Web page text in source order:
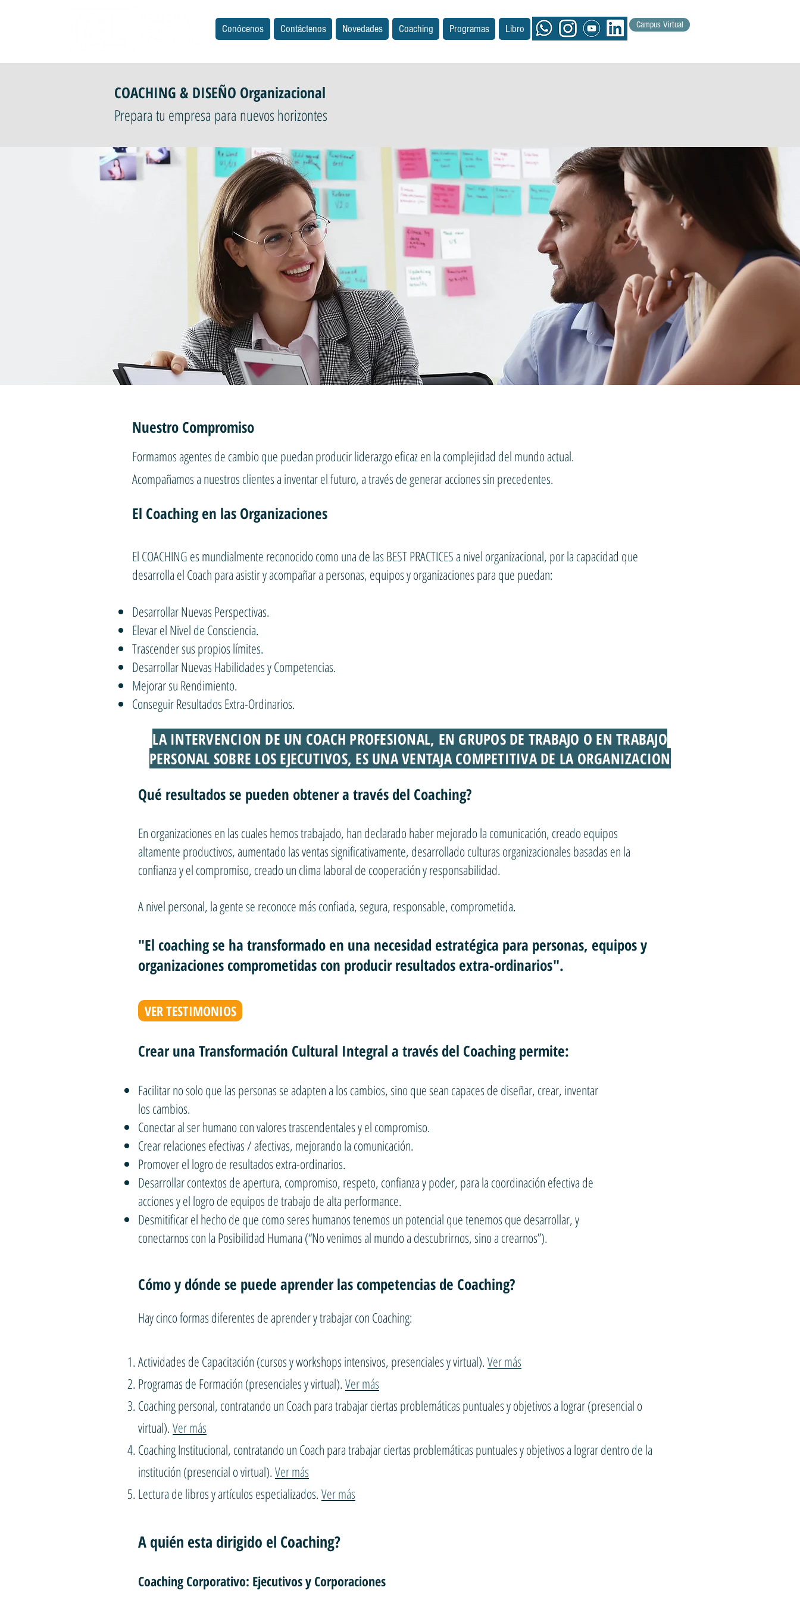
Conócenos Contáctenos Novedades Coaching Programas Libro Campus Virtual
COACHING & DISEÑO Organizacional
Prepara tu empresa para nuevos horizontes
Nuestro Compromiso
Formamos agentes de cambio que puedan producir liderazgo eficaz en la complejidad del mundo actual.
Acompañamos a nuestros clientes a inventar el futuro, a través de generar acciones sin precedentes.
El Coaching en las Organizaciones
El COACHING es mundialmente reconocido como una de las BEST PRACTICES a nivel organizacional, por la capacidad que
desarrolla el Coach para asistir y acompañar a personas, equipos y organizaciones para que puedan:
Desarrollar Nuevas Perspectivas.
Elevar el Nivel de Consciencia.
Trascender sus propios límites.
Desarrollar Nuevas Habilidades y Competencias.
Mejorar su Rendimiento.
Conseguir Resultados Extra-Ordinarios.
LA INTERVENCION DE UN COACH PROFESIONAL, EN GRUPOS DE TRABAJO O EN TRABAJO
PERSONAL SOBRE LOS EJECUTIVOS, ES UNA VENTAJA COMPETITIVA DE LA ORGANIZACION
Qué resultados se pueden obtener a través del Coaching?
En organizaciones en las cuales hemos trabajado, han declarado haber mejorado la comunicación, creado equipos
altamente productivos, aumentado las ventas significativamente, desarrollado culturas organizacionales basadas en la
confianza y el compromiso, creado un clima laboral de cooperación y responsabilidad.
A nivel personal, la gente se reconoce más confiada, segura, responsable, comprometida.
"El coaching se ha transformado en una necesidad estratégica para personas, equipos y
organizaciones comprometidas con producir resultados extra-ordinarios".
VER TESTIMONIOS
Crear una Transformación Cultural Integral a través del Coaching permite:
Facilitar no solo que las personas se adapten a los cambios, sino que sean capaces de diseñar, crear, inventar
los cambios.
Conectar al ser humano con valores trascendentales y el compromiso.
Crear relaciones efectivas / afectivas, mejorando la comunicación.
Promover el logro de resultados extra-ordinarios.
Desarrollar contextos de apertura, compromiso, respeto, confianza y poder, para la coordinación efectiva de
acciones y el logro de equipos de trabajo de alta performance.
Desmitificar el hecho de que como seres humanos tenemos un potencial que tenemos que desarrollar, y
conectarnos con la Posibilidad Humana (“No venimos al mundo a descubrirnos, sino a crearnos”).
Cómo y dónde se puede aprender las competencias de Coaching?
Hay cinco formas diferentes de aprender y trabajar con Coaching:
Actividades de Capacitación (cursos y workshops intensivos, presenciales y virtual). Ver más
Programas de Formación (presenciales y virtual). Ver más
Coaching personal, contratando un Coach para trabajar ciertas problemáticas puntuales y objetivos a lograr (presencial o
virtual). Ver más
Coaching Institucional, contratando un Coach para trabajar ciertas problemáticas puntuales y objetivos a lograr dentro de la
institución (presencial o virtual). Ver más
Lectura de libros y artículos especializados. Ver más
A quién esta dirigido el Coaching?
Coaching Corporativo: Ejecutivos y Corporaciones